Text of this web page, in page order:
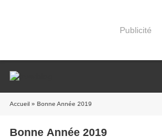
Publicité
Accueil » Bonne Année 2019
Bonne Année 2019